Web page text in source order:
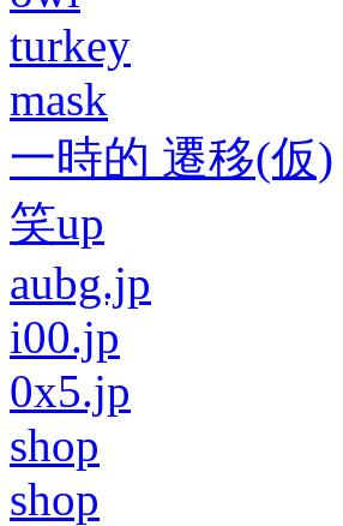
turkey
mask
一時的 遷移(仮)
笑up
aubg.jp
i00.jp
0x5.jp
shop
shop